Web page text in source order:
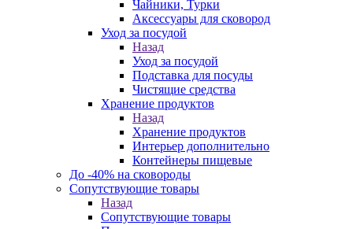
Чайники, Турки
Аксессуары для сковород
Уход за посудой
Назад
Уход за посудой
Подставка для посуды
Чистящие средства
Хранение продуктов
Назад
Хранение продуктов
Интерьер дополнительно
Контейнеры пищевые
До -40% на сковороды
Сопутствующие товары
Назад
Сопутствующие товары